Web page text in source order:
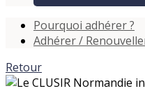
Pourquoi adhérer ?
Adhérer /
Retour